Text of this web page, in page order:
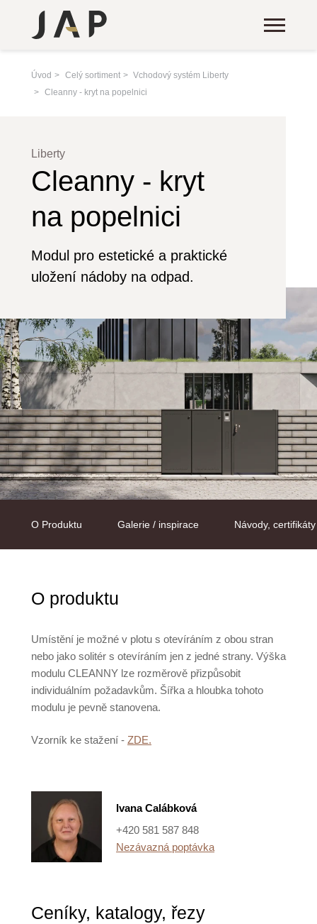
Úvod Celý sortiment
Vchodový systém Liberty
Cleanny - kryt na popelnici
Liberty
Cleanny - kryt
na popelnici
Modul pro estetické a praktické
uložení nádoby na odpad.
O Produktu Galerie / inspirace Návody, certifikáty
O produktu
Umístění je možné v plotu s otevíráním z obou stran
nebo jako solitér s otevíráním jen z jedné strany. Výška
modulu CLEANNY lze rozměrově přizpůsobit
individuálním požadavkům. Šířka a hloubka tohoto
modulu je pevně stanovena.
Vzorník ke stažení - ZDE.
Ivana Calábková
+420 581 587 848
Nezávazná poptávka
Ceníky, katalogy, řezy